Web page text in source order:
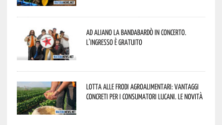
Ad Aliano la Bandabardò in concerto.
L’ingresso è gratuito
Lotta alle frodi agroalimentari: vantaggi
concreti per i consumatori lucani. Le novità